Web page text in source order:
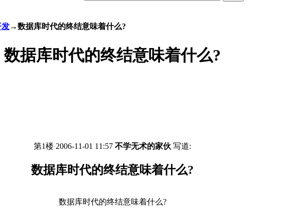
发→数据库时代的终结意味着什么?
数据库时代的终结意味着什么?
第1楼 2006-11-01 11:57 不学无术的家伙 写道:
数据库时代的终结意味着什么?
数据库时代的终结意味着什么?